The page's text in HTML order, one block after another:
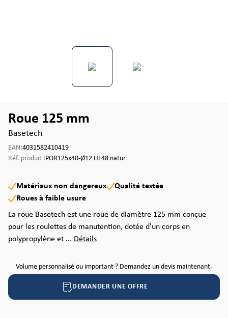
Roue 125 mm
Basetech
EAN:4031582410419
Réf. produit :POR125x40-Ø12 HL48 natur
Matériaux non dangereux
Qualité testée
Roues à faible usure
La roue Basetech est une roue de diamètre 125 mm conçue
pour les roulettes de manutention, dotée d'un corps en
polypropylène et ... Détails
Volume personnalisé ou important ? Demandez un devis maintenant.
DEMANDER UNE OFFRE